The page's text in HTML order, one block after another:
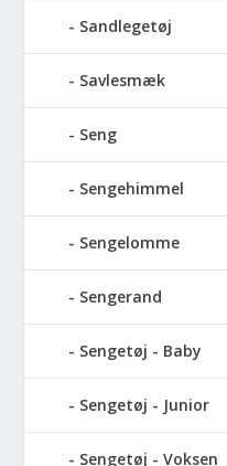
Sandlegetøj
Savlesmæk
Seng
Sengehimmel
Sengelomme
Sengerand
Sengetøj - Baby
Sengetøj - Junior
Sengetøj - Voksen